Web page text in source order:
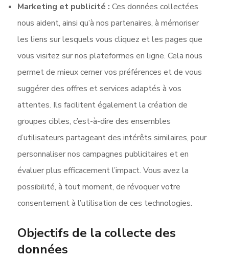
Marketing et publicité : Ces données collectées
nous aident, ainsi qu’à nos partenaires, à mémoriser
les liens sur lesquels vous cliquez et les pages que
vous visitez sur nos plateformes en ligne. Cela nous
permet de mieux cerner vos préférences et de vous
suggérer des offres et services adaptés à vos
attentes. Ils facilitent également la création de
groupes cibles, c’est-à-dire des ensembles
d’utilisateurs partageant des intérêts similaires, pour
personnaliser nos campagnes publicitaires et en
évaluer plus efficacement l’impact. Vous avez la
possibilité, à tout moment, de révoquer votre
consentement à l’utilisation de ces technologies.
Objectifs de la collecte des
données